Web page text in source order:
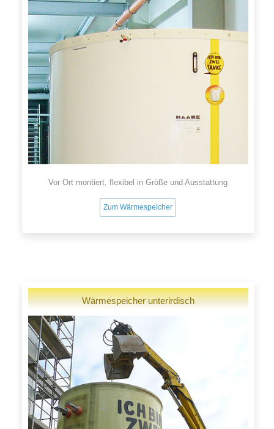
Vor Ort montiert, flexibel in Größe und Ausstattung
Zum Wärmespeicher
Wärmespeicher unterirdisch